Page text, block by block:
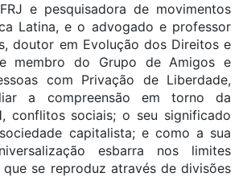
e pesquisadora de movimentos
Latina, e o advogado e professor
doutor em Evolução dos Direitos e
membro do Grupo de Amigos e
com Privação de Liberdade,
a compreensão em torno da
conflitos sociais; o seu significado
capitalista; e como a sua
esbarra nos limites
que se reproduz através de divisões